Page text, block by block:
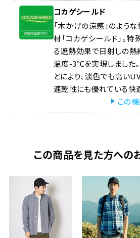
コカゲシールド
「木かげの涼感」のよう
材「コカゲシールド」。
る遮熱効果で日射しの熱
温度-3℃を実現しました
とにより、淡色でも高い
速乾性にも優れている快
この
この商品を見た方への